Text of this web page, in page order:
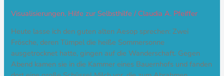
Visualisierungen, Hilfe zur Selbsthilfe / Claudia A. Pfeiffer
Heute lasse ich den guten alten Aesop sprechen: Zwei
Frösche, deren Tümpel die heiße Sommersonne
ausgetrocknet hatte, gingen auf die Wanderschaft. Gegen
Abend kamen sie in die Kammer eines Bauernhofs und fanden